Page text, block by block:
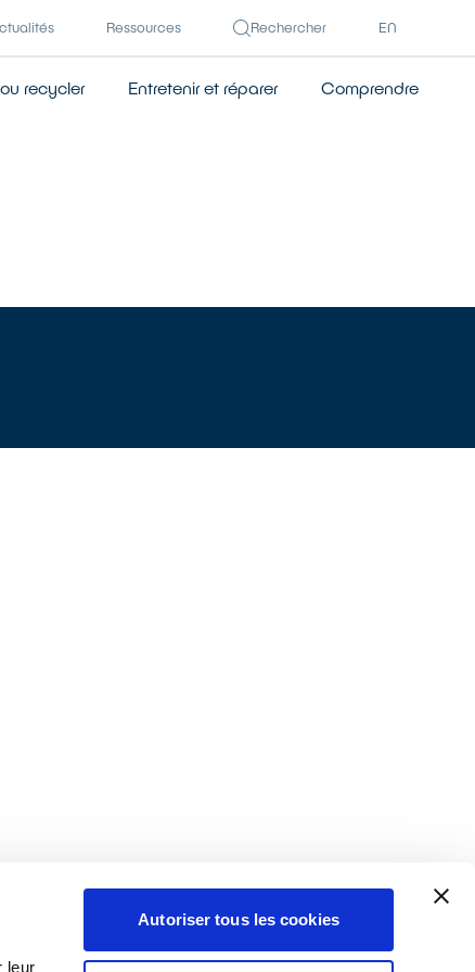
leur
Autoriser tous les cookies
Ressources Rechercher EN
recycler Entretenir et réparer Comprendre